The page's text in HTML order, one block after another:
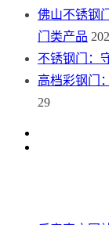
佛山不锈钢
门类产品
不锈钢门：
高档彩钢门
29